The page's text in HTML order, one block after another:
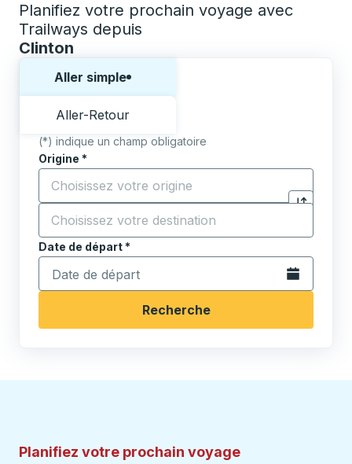
Planifiez votre prochain voyage avec
Trailways depuis
Clinton
Aller simple
Aller-Retour
(*) indique un champ obligatoire
Origine *
Commencez à saisir la ville d'origine pour ouvrir
Cliquez
Destination*
Commencez à saisir la ville de destination pour
Date de départ*
Tapez la date au format date Barre oblique du mois à
Ouvrez le
Recherche
Planifiez votre prochain voyage